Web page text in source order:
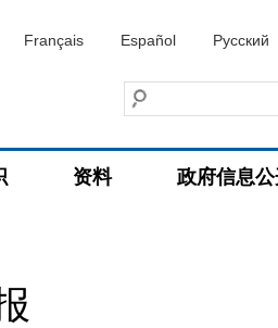
Français Español Русский
资料 政府信息